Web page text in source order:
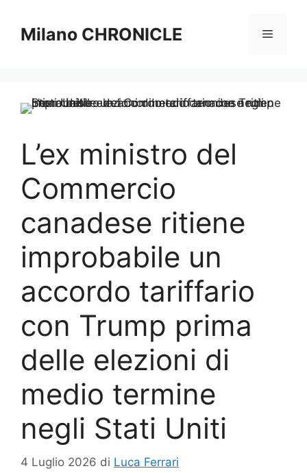
contenuto
Milano CHRONICLE Menu
L’ex ministro del
Commercio
canadese ritiene
improbabile un
accordo tariffario
con Trump prima
delle elezioni di
medio termine
negli Stati Uniti
4 Luglio 2026 di Luca Ferrari